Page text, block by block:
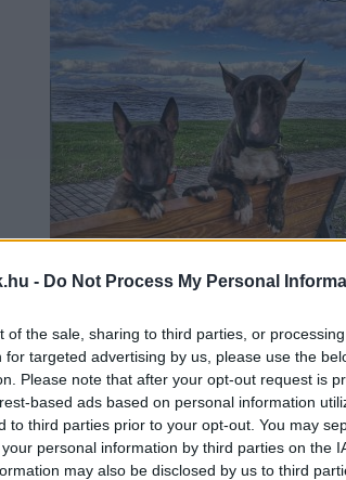
- Do Not Process My Personal
of the sale, sharing to third parties, or
for targeted advertising by us, please use the
Please note that after your opt-out request is
based ads based on personal information
to third parties prior to your opt-out. You may
personal information by third parties on the
may also be disclosed by us to third